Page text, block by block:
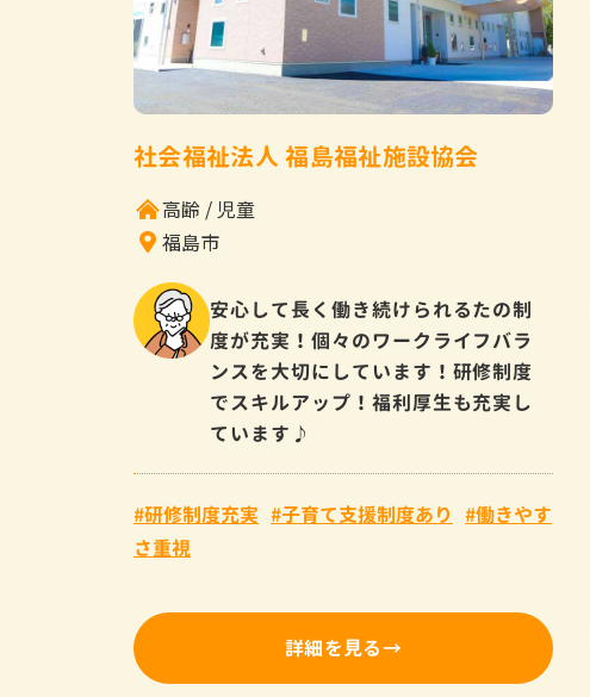
社会福祉法人 福島福祉施設協会
高齢
児童
福島市
安心して長く働き続けられるたの制
度が充実！個々のワークライフバラ
ンスを大切にしています！研修制度
でスキルアップ！福利厚生も充実し
ています♪
研修制度充実 子育て支援制度あり
働きやす
さ重視
詳細を見る